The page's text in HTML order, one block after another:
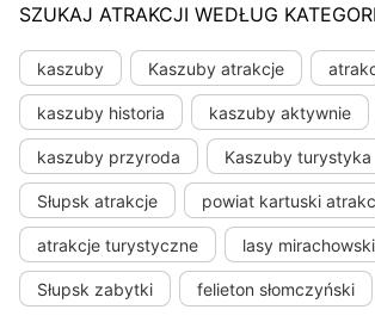
SZUKAJ ATRAKCJI WEDŁUG
kaszuby Kaszuby atrakcje
kaszuby historia kaszuby aktywnie
kaszuby przyroda Kaszuby turystyka
Słupsk atrakcje powiat kartuski
atrakcje turystyczne lasy
Słupsk zabytki felieton słomczyński